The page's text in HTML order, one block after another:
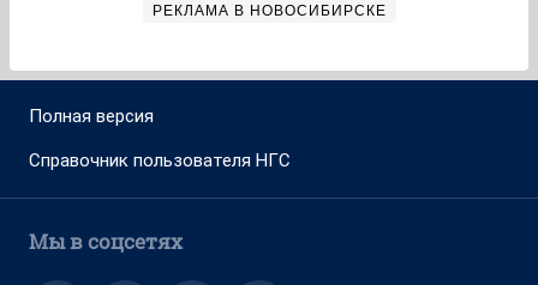
РЕКЛАМА В НОВОСИБИРСКЕ
Полная версия
Справочник пользователя НГС
Мы в соцсетях